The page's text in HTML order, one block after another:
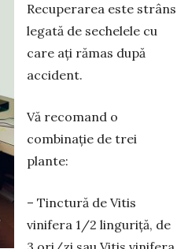
Recuperarea este strâns
legată de sechelele cu
care aţi rămas după
accident.
Vă recomand o
combinaţie de trei
plante:
– Tinctură de Vitis
vinifera 1/2 linguriţă, de